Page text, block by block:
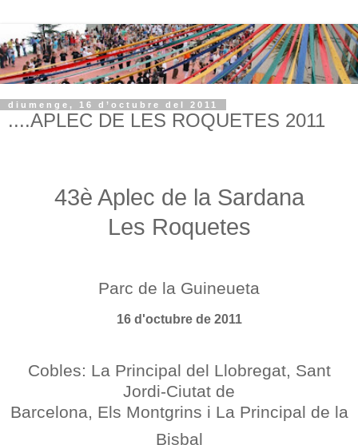
diumenge, 16 d’octubre del 2011
....APLEC DE LES ROQUETES 2011
43è Aplec de la Sardana
Les Roquetes
Parc de la Guineueta
16 d'octubre de 2011
Cobles: La Principal del Llobregat, Sant
Jordi-Ciutat de
Barcelona, Els Montgrins i La Principal de la
Bisbal